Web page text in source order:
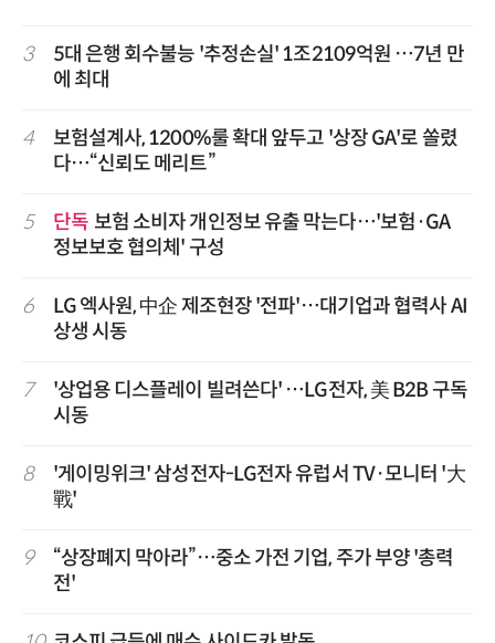
3
5대 은행 회수불능 '추정손실' 1조2109억원 …7년 만
에 최대
4
보험설계사, 1200%룰 확대 앞두고 '상장 GA'로 쏠렸
다…“신뢰도 메리트”
5 단독 보험 소비자 개인정보 유출 막는다…'보험·GA
정보보호 협의체' 구성
6
LG 엑사원, 中企 제조현장 '전파'…대기업과 협력사 AI
상생 시동
7
'상업용 디스플레이 빌려쓴다' …LG전자, 美 B2B 구독
시동
8
'게이밍위크' 삼성전자-LG전자 유럽서 TV·모니터 '大
戰'
9
“상장폐지 막아라”…중소 가전 기업, 주가 부양 '총력
전'